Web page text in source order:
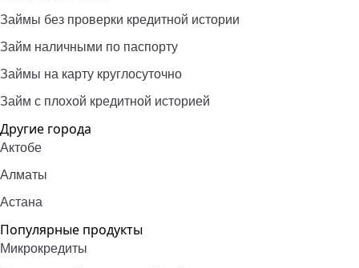
Займы без проверки кредитной истории
Займ наличными по паспорту
Займы на карту круглосуточно
Займ с плохой кредитной историей
Другие города
Актобе
Алматы
Астана
Популярные продукты
Микрокредиты